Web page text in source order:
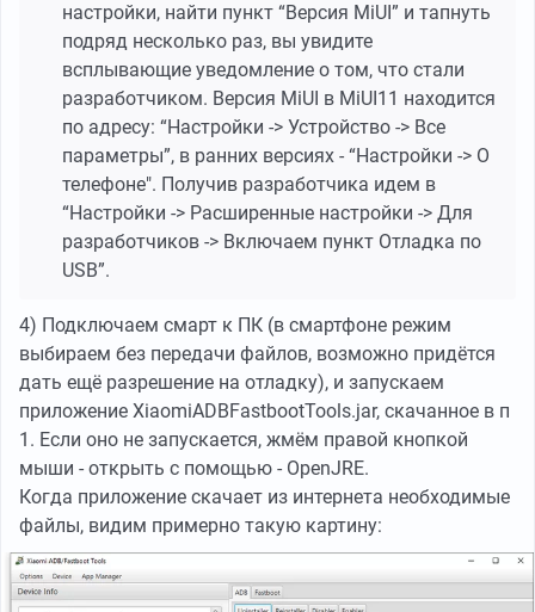
настройки, найти пункт “Версия MiUI” и тапнуть
подряд несколько раз, вы увидите
всплывающие уведомление о том, что стали
разработчиком. Версия MiUI в MiUI11 находится
по адресу: “Настройки -> Устройство -> Все
параметры”, в ранних версиях - “Настройки -> О
телефоне". Получив разработчика идем в
“Настройки -> Расширенные настройки -> Для
разработчиков -> Включаем пункт Отладка по
USB”.
4) Подключаем смарт к ПК (в смартфоне режим
выбираем без передачи файлов, возможно придётся
дать ещё разрешение на отладку), и запускаем
приложение XiaomiADBFastbootTools.jar, скачанное в п
1. Если оно не запускается, жмём правой кнопкой
мыши - открыть с помощью - OpenJRE.
Когда приложение скачает из интернета необходимые
файлы, видим примерно такую картину: